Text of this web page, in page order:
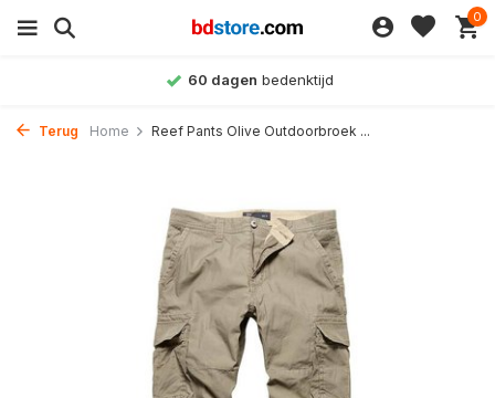
0
60 dagen bedenktijd
Terug Home Reef Pants Olive Outdoorbroek ...